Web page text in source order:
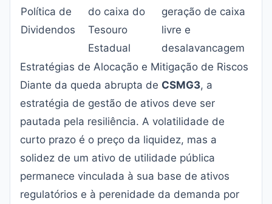
Política de
Dividendos
do caixa do
Tesouro
Estadual
geração de caixa
livre e
desalavancagem
Estratégias de Alocação e Mitigação de Riscos
Diante da queda abrupta de CSMG3, a
estratégia de gestão de ativos deve ser
pautada pela resiliência. A volatilidade de
curto prazo é o preço da liquidez, mas a
solidez de um ativo de utilidade pública
permanece vinculada à sua base de ativos
regulatórios e à perenidade da demanda por